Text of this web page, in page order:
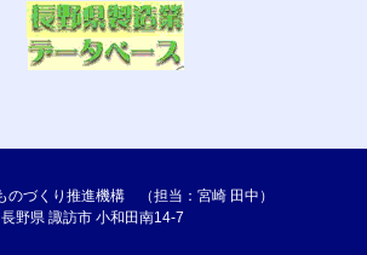
のづくり推進機構 （担当：宮崎 田中）
野県 諏訪市 小和田南14-7